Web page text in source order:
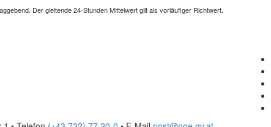
Der gleitende 24-Stunden Mittelwert gilt als vorläufiger Richtwert.